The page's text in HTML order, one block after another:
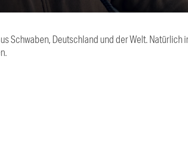
Schwaben, Deutschland und der Welt. Natürlich